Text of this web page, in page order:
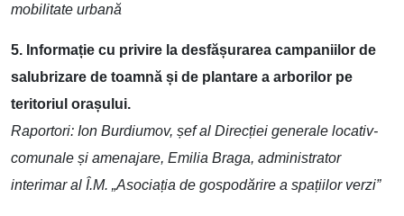
mobilitate urbană
5. Informație cu privire la desfășurarea campaniilor de
salubrizare de toamnă și de plantare a arborilor pe
teritoriul orașului.
Raportori: Ion Burdiumov, șef al Direcției generale locativ-
comunale și amenajare, Emilia Braga, administrator
interimar al Î.M. „Asociația de gospodărire a spațiilor verzi”